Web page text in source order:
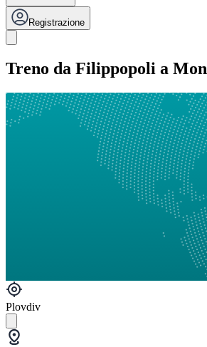
Registrazione
Treno da Filippopoli a
Plovdiv